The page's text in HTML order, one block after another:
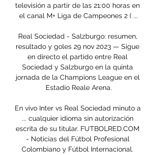
televisión a partir de las 21:00 horas en
el canal M+ Liga de Campeones 2 ( ...
Real Sociedad - Salzburgo: resumen,
resultado y goles 29 nov 2023 — Sigue
en directo el partido entre Real
Sociedad y Salzburgo en la quinta
jornada de la Champions League en el
Estadio Reale Arena.
En vivo Inter vs Real Sociedad minuto a
... cualquier idioma sin autorización
escrita de su titular. FUTBOLRED.COM
- Noticias del Fútbol Profesional
Colombiano y Fútbol Internacional.